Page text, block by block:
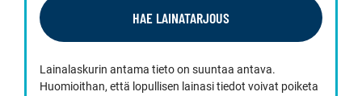
HAE LAINATARJOUS
Lainalaskurin antama tieto on suuntaa antava.
Huomioithan, että lopullisen lainasi tiedot voivat poiketa